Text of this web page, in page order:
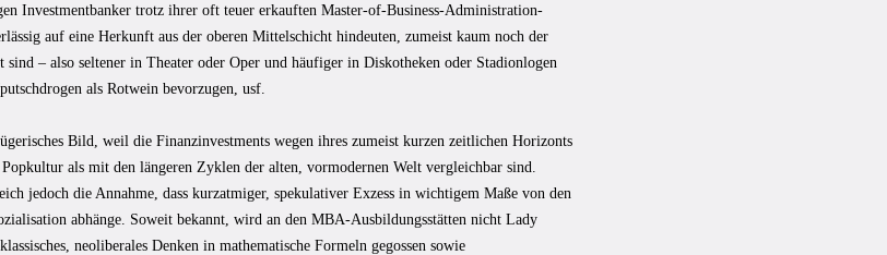
Investmentbanker trotz ihrer oft teuer erkauften Master-of-Business-Administration-
auf eine Herkunft aus der oberen Mittelschicht hindeuten, zumeist kaum noch der
– also seltener in Theater oder Oper und häufiger in Diskotheken oder Stadionlogen
als Rotwein bevorzugen, usf.
Bild, weil die Finanzinvestments wegen ihres zumeist kurzen zeitlichen Horizonts
als mit den längeren Zyklen der alten, vormodernen Welt vergleichbar sind.
jedoch die Annahme, dass kurzatmiger, spekulativer Exzess in wichtigem Maße von den
abhänge. Soweit bekannt, wird an den MBA-Ausbildungsstätten nicht Lady
neoliberales Denken in mathematische Formeln gegossen sowie